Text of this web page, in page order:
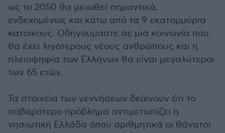
ως το 2050 θα μειωθεί σημαντικά,
ενδεχομένως και κάτω από τα 9 εκατομμύρια
κατοίκους. Οδηγούμαστε σε μια κοινωνία που
θα έχει λιγότερους νέους ανθρώπους και η
πλειοψηφία των Ελλήνων θα είναι μεγαλύτεροι
των 65 ετών.
Τα στοιχεία των γεννήσεων δείχνουν ότι το
σοβαρότερο πρόβλημα αντιμετωπίζει η
νησιωτική Ελλάδα όπου αριθμητικά οι θάνατοι